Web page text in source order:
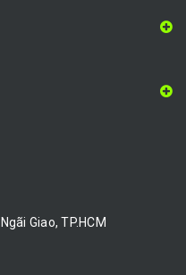
Giao, TP.HCM